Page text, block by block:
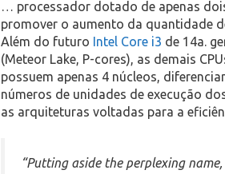
… processador dotado de apenas
promover o aumento da quantidade
Além do futuro Intel Core i3 de 14a.
(Meteor Lake, P-cores), as demais
possuem apenas 4 núcleos,
números de unidades de execução
as arquiteturas voltadas para a
“Putting aside the perplexing